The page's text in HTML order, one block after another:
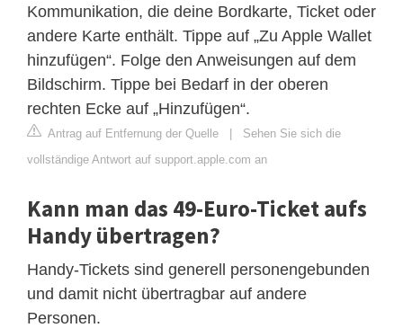
Kommunikation, die deine Bordkarte, Ticket oder
andere Karte enthält. Tippe auf „Zu Apple Wallet
hinzufügen“. Folge den Anweisungen auf dem
Bildschirm. Tippe bei Bedarf in der oberen
rechten Ecke auf „Hinzufügen“.
Antrag auf Entfernung der Quelle | Sehen Sie sich die
vollständige Antwort auf support.apple.com an
Kann man das 49-Euro-Ticket aufs
Handy übertragen?
Handy-Tickets sind generell personengebunden
und damit nicht übertragbar auf andere
Personen.